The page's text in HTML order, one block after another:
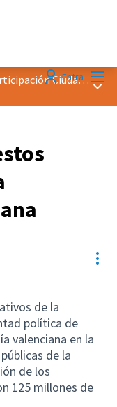
EntraDistinción &quot;Buena Práctica en Participación Ciudadana&quot; 2022
de la
política de
valenciana en la
de la
de los
125 millones de